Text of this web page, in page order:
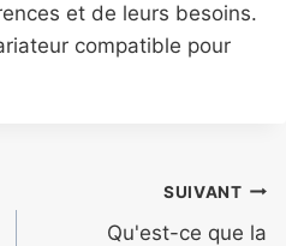
et de leurs besoins.
compatible pour
SUIVANT
Qu'est-ce que la